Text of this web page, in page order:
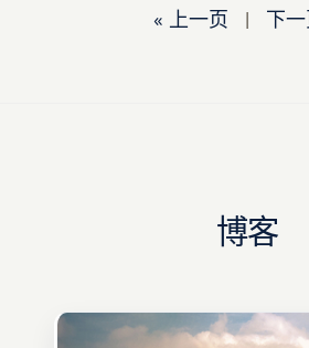
« 上一页 | 下
博客